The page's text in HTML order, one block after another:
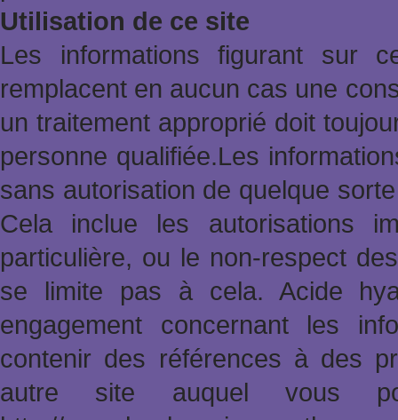
Utilisation de ce site
Les informations figurant sur
remplacent en aucun cas une
un traitement approprié doit
personne qualifiée.Les
sans autorisation de quelque
Cela inclue les autorisations
particulière, ou le non-respect
se limite pas à cela. Acide
engagement concernant les
contenir des références à des
autre site auquel vous